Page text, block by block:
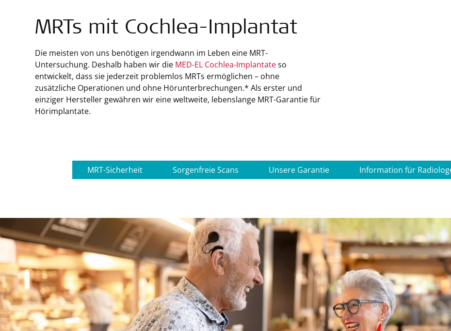
MRTs mit Cochlea-Implantat
Die meisten von uns benötigen irgendwann im Leben eine MRT-
Untersuchung. Deshalb haben wir die MED-EL Cochlea-Implantateso
entwickelt, dass sie jederzeit problemlos MRTs ermöglichen – ohne
zusätzliche Operationen und ohne Hörunterbrechungen.* Als erster und
einziger Hersteller gewähren wir eine weltweite, lebenslange MRT-Garantie für
Hörimplantate.
MRT-Sicherheit Sorgenfreie Scans Unsere Garantie Information für